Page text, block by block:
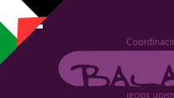
Pasar al contenido principal